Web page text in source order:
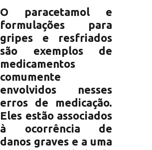
O paracetamol e
formulações para
gripes e resfriados
são exemplos de
medicamentos
comumente
envolvidos nesses
erros de medicação.
Eles estão associados
à ocorrência de
danos graves e a uma